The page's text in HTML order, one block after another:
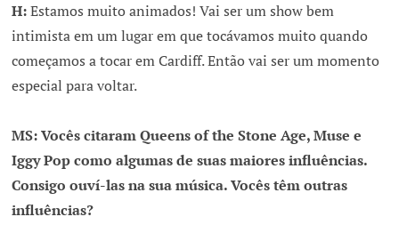
H:Estamos muito animados! Vai ser um show bem
intimista em um lugar em que tocávamos muito quando
começamos a tocar em Cardiff. Então vai ser um momento
especial para voltar.
MS: Vocês citaram Queens of the Stone Age, Muse e
Iggy Pop como algumas de suas maiores influências.
Consigo ouví-las na sua música. Vocês têm outras
influências?